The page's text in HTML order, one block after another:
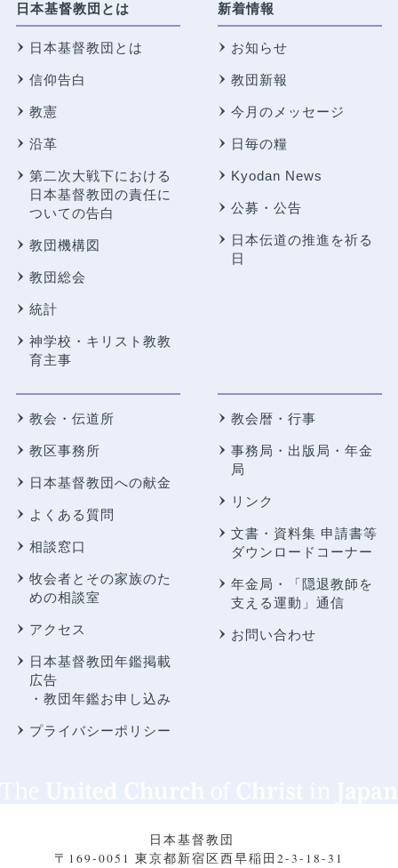
日本基督教団とは
日本基督教団とは
信仰告白
教憲
沿革
第二次大戦下における
日本基督教団の責任に
ついての告白
教団機構図
教団総会
統計
神学校・キリスト教教
育主事
新着情報
お知らせ
教団新報
今月のメッセージ
日毎の糧
Kyodan News
公募・公告
日本伝道の推進を祈る
日
教会・伝道所
教区事務所
日本基督教団への献金
よくある質問
相談窓口
牧会者とその家族のた
めの相談室
アクセス
日本基督教団年鑑掲載
広告
・教団年鑑お申し込み
プライバシーポリシー
教会暦・行事
事務局・出版局・年金
局
リンク
文書・資料集 申請書等
ダウンロードコーナー
年金局・
「隠退教師を
支える運動」通信
お問い合わせ
日本基督教団
〒169-0051 東京都新宿区西早稲田2-3-18-31